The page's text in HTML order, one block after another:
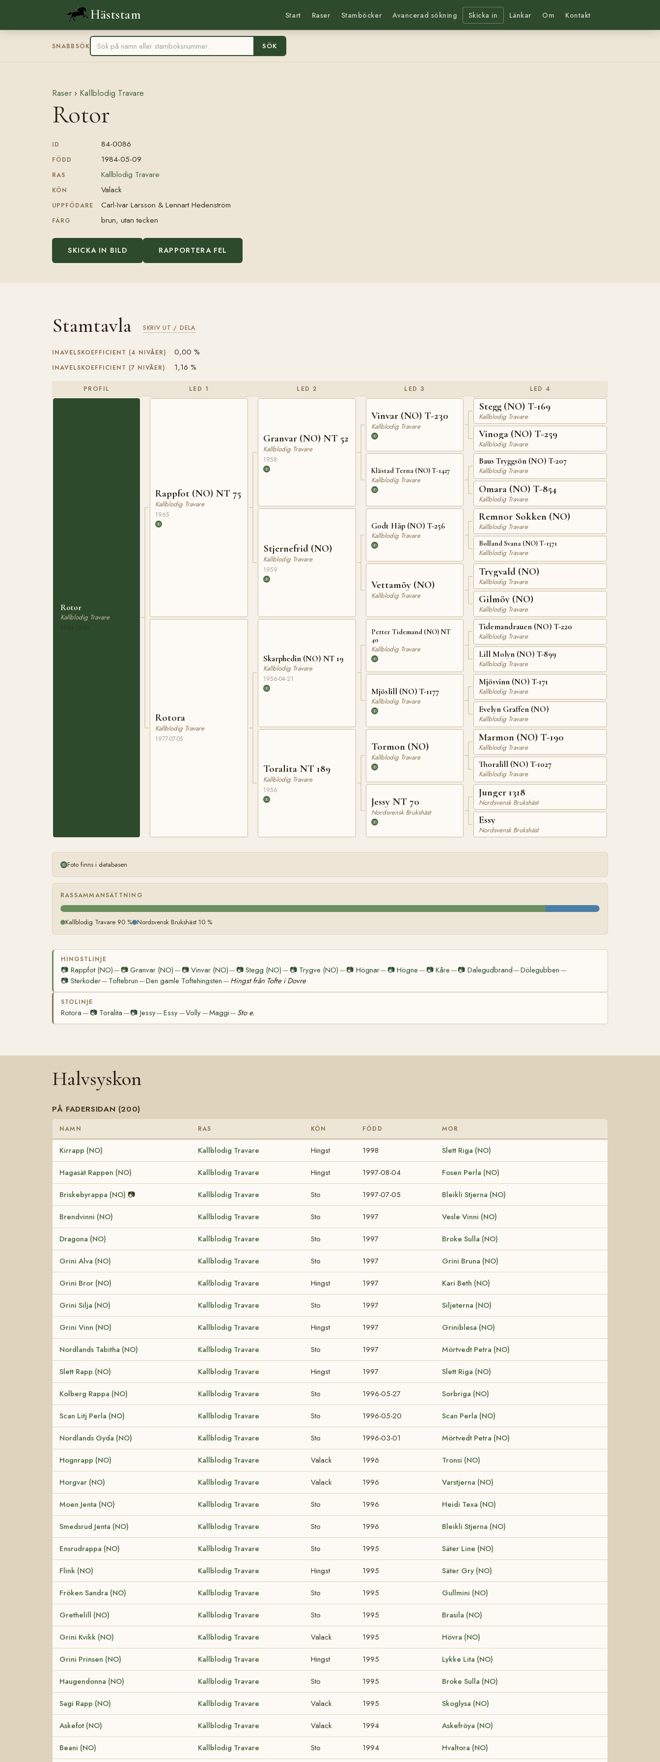
Häststam Start Raser Stamböcker Avancerad sökning Skicka in Länkar Om Kontakt
SNABBSÖK SÖK
Raser › Kallblodig Travare
Rotor
ID 84-0086
FÖDD 1984-05-09
RAS Kallblodig Travare
KÖN Valack
UPPFÖDARE Carl-Ivar Larsson & Lennart Hedenström
FÄRG brun, utan tecken
SKICKA IN BILD RAPPORTERA FEL
Stamtavla SKRIV UT / DELA
INAVELSKOEFFICIENT (4 NIVÅER) 0,00 %
INAVELSKOEFFICIENT (7 NIVÅER) 1,16 %
PROFIL
Rotor
Kallblodig Travare
LED 1
Rappfot (NO) NT 75
Kallblodig Travare
1965
Rotora
Kallblodig Travare
1977-07-05
LED 2
Granvar (NO) NT 52
Kallblodig Travare
1958
Stjernefrid (NO)
Kallblodig Travare
1959
Skarphedin (NO) NT 19
Kallblodig Travare
1956-04-21
Toralita NT 189
Kallblodig Travare
1956
LED 3
Vinvar (NO) T-230
Kallblodig Travare
Klästad Terna (NO) T-1427
Kallblodig Travare
Godt Håp (NO) T-256
Kallblodig Travare
Vettamöy (NO)
Kallblodig Travare
Petter Tidemand (NO) NT
40
Kallblodig Travare
Mjöslill (NO) T-1177
Kallblodig Travare
Tormon (NO)
Kallblodig Travare
Jessy NT 70
Nordsvensk Brukshäst
LED 4
Stegg (NO) T-169
Kallblodig Travare
Vinoga (NO) T-259
Kallblodig Travare
Baus Tryggsön (NO) T-207
Kallblodig Travare
Omara (NO) T-854
Kallblodig Travare
Remnor Sokken (NO)
Kallblodig Travare
Bolland Svana (NO) T-1371
Kallblodig Travare
Trygvald (NO)
Kallblodig Travare
Gilmöy (NO)
Kallblodig Travare
Tidemandrauen (NO) T-220
Kallblodig Travare
Lill Molyn (NO) T-899
Kallblodig Travare
Mjösvinn (NO) T-171
Kallblodig Travare
Evelyn Graffen (NO)
Kallblodig Travare
Marmon (NO) T-190
Kallblodig Travare
Thoralill (NO) T-1027
Kallblodig Travare
Junger 1318
Nordsvensk Brukshäst
Essy
Nordsvensk Brukshäst
Foto finns i databasen
RASSAMMANSÄTTNING
Kallblodig Travare 90 % Nordsvensk Brukshäst 10 %
HINGSTLINJE
📷 Rappfot (NO)— 📷Granvar (NO) — 📷 Vinvar (NO)— 📷 Stegg (NO) — 📷 Trygve (NO) —📷 Högnar— 📷Högne — 📷Kåre —📷 Dalegudbrand—Dölegubben —
📷 Sterkoder— Toftebrun —Den gamle Toftehingsten — Hingst från Tofte i Dovre
STOLINJE
Rotora — 📷 Toralita —📷 Jessy—Essy—Volly—Maggi— Sto e.
Halvsyskon
PÅ FADERSIDAN (200)
NAMN RAS KÖN FÖDD MOR
Kirrapp (NO) Kallblodig Travare Hingst 1998 Slett Riga (NO)
Hagasät Rappen (NO) Kallblodig Travare Hingst 1997-08-04 Fosen Perla (NO)
Briskebyrappa (NO) 📷 Kallblodig Travare Sto 1997-07-05 Bleikli Stjerna (NO)
Brendvinni (NO) Kallblodig Travare Sto 1997 Vesle Vinni (NO)
Dragona (NO) Kallblodig Travare Sto 1997 Broke Sulla (NO)
Grini Alva (NO) Kallblodig Travare Sto 1997 Grini Bruna (NO)
Grini Bror (NO) Kallblodig Travare Hingst 1997 Kari Beth (NO)
Grini Silja (NO) Kallblodig Travare Sto 1997 Siljeterna (NO)
Grini Vinn (NO) Kallblodig Travare Hingst 1997 Griniblesa (NO)
Nordlands Tabitha (NO) Kallblodig Travare Sto 1997 Mörtvedt Petra (NO)
Slett Rapp (NO) Kallblodig Travare Hingst 1997 Slett Riga (NO)
Kolberg Rappa (NO) Kallblodig Travare Sto 1996-05-27 Sorbriga (NO)
Scan Litj Perla (NO) Kallblodig Travare Sto 1996-05-20 Scan Perla (NO)
Nordlands Gyda (NO) Kallblodig Travare Sto 1996-03-01 Mörtvedt Petra (NO)
Hognrapp (NO) Kallblodig Travare Valack 1996 Tronsi (NO)
Horgvar (NO) Kallblodig Travare Valack 1996 Varstjerna (NO)
Moen Jenta (NO) Kallblodig Travare Sto 1996 Heidi Texa (NO)
Smedsrud Jenta (NO) Kallblodig Travare Sto 1996 Bleikli Stjerna (NO)
Ensrudrappa (NO) Kallblodig Travare Sto 1995 Säter Line (NO)
Flink (NO) Kallblodig Travare Hingst 1995 Säter Gry (NO)
Fröken Sandra (NO) Kallblodig Travare Sto 1995 Gullmini (NO)
Grethelill (NO) Kallblodig Travare Sto 1995 Brasila (NO)
Grini Kvikk (NO) Kallblodig Travare Valack 1995 Hövra (NO)
Grini Prinsen (NO) Kallblodig Travare Hingst 1995 Lykke Lita (NO)
Haugendonna (NO) Kallblodig Travare Sto 1995 Broke Sulla (NO)
Sagi Rapp (NO) Kallblodig Travare Valack 1995 Skoglysa (NO)
Askefot (NO) Kallblodig Travare Valack 1994 Askefröya (NO)
Beani (NO) Kallblodig Travare Sto 1994 Hvaltora (NO)